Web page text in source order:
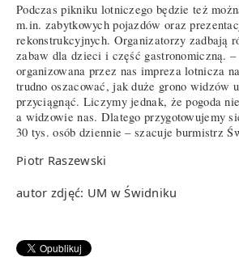
Podczas pikniku lotniczego będzie też
m.in. zabytkowych pojazdów oraz
rekonstrukcyjnych. Organizatorzy zadbają
zabaw dla dzieci i część gastronomiczną.
organizowana przez nas impreza lotnicza
trudno oszacować, jak duże grono widzów
przyciągnąć. Liczymy jednak, że pogoda
a widzowie nas. Dlatego przygotowujemy
30 tys. osób dziennie – szacuje burmistrz
Piotr Raszewski
autor zdjęć: UM w Świdniku